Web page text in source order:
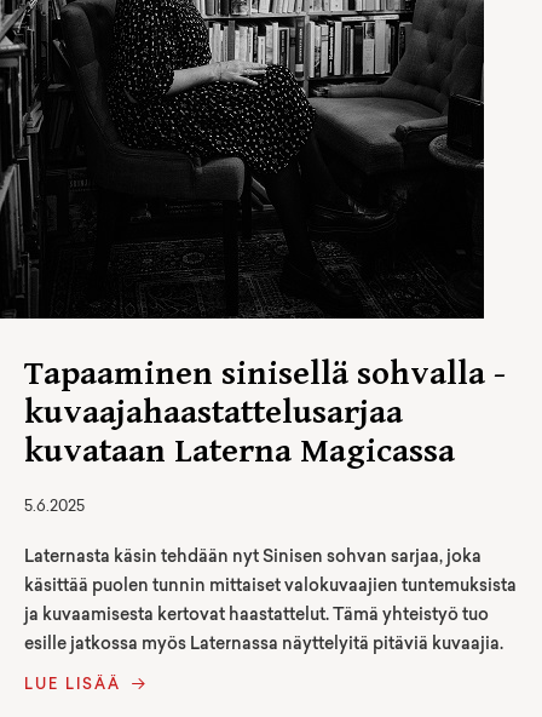
Tapaaminen sinisellä sohvalla -
kuvaajahaastattelusarjaa
kuvataan Laterna Magicassa
5.6.2025
Laternasta käsin tehdään nyt Sinisen sohvan sarjaa, joka
käsittää puolen tunnin mittaiset valokuvaajien tuntemuksista
ja kuvaamisesta kertovat haastattelut. Tämä yhteistyö tuo
esille jatkossa myös Laternassa näyttelyitä pitäviä kuvaajia.
LUE LISÄÄ